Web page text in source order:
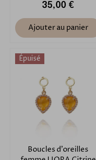
35,00 €
Ajouter au panier
Épuisé
Boucles d'oreilles